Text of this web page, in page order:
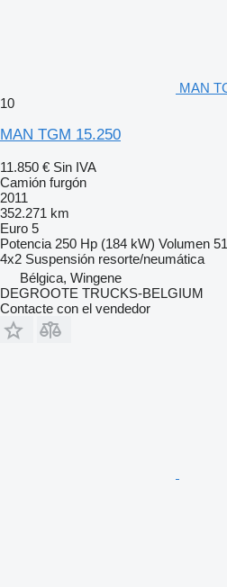
MAN
10
MAN TGM 15.250
11.850 € Sin IVA
Camión furgón
2011
352.271 km
Euro 5
Potencia 250 Hp (184 kW) Volumen
4x2 Suspensión resorte/neumática
Bélgica, Wingene
DEGROOTE TRUCKS-BELGIUM
Contacte con el vendedor